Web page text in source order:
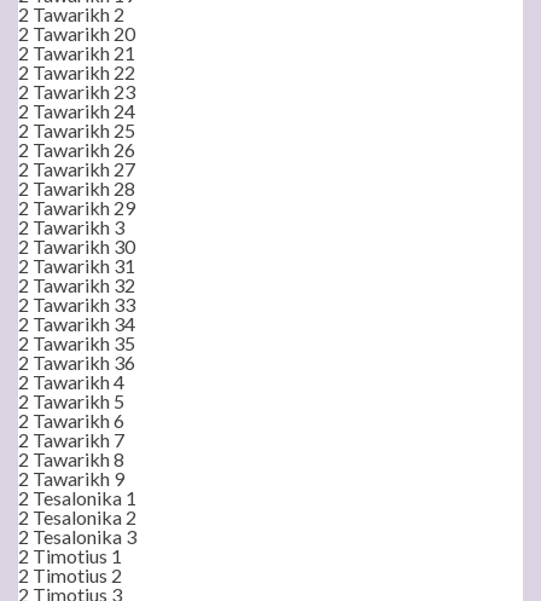
2 Tawarikh 2
2 Tawarikh 20
2 Tawarikh 21
2 Tawarikh 22
2 Tawarikh 23
2 Tawarikh 24
2 Tawarikh 25
2 Tawarikh 26
2 Tawarikh 27
2 Tawarikh 28
2 Tawarikh 29
2 Tawarikh 3
2 Tawarikh 30
2 Tawarikh 31
2 Tawarikh 32
2 Tawarikh 33
2 Tawarikh 34
2 Tawarikh 35
2 Tawarikh 36
2 Tawarikh 4
2 Tawarikh 5
2 Tawarikh 6
2 Tawarikh 7
2 Tawarikh 8
2 Tawarikh 9
2 Tesalonika 1
2 Tesalonika 2
2 Tesalonika 3
2 Timotius 1
2 Timotius 2
2 Timotius 3